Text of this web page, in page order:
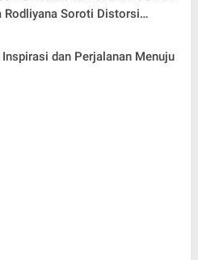
Rodliyana Soroti Distorsi
Aksi Main Hakim Sendiri
dan Perjalanan Menuju